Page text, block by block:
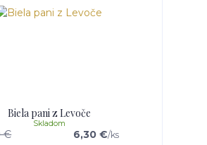
Biela pani z Levoče
€ 6,30 €/ks
Skladom